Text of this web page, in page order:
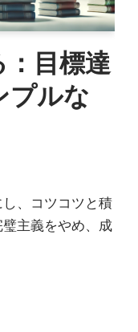
目標達
プルな
、コツコツと積
主義をやめ、成